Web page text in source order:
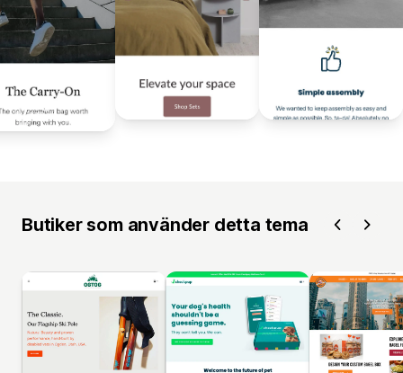
Butiker som använder detta tema